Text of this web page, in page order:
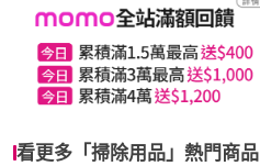
看更多「掃除用品」熱門商品